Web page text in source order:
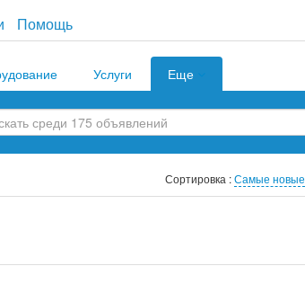
Помощь
Услуги Еще
Сортировка :Самые новые